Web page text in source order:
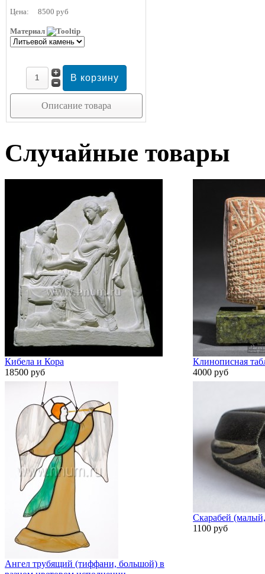
Цена: 8500 руб
Материал
Описание товара
Случайные товары
Кибела и Кора
18500 руб
Клинописная
4000 руб
Ангел трубящий (тиффани, большой) в
Скарабей
1100 руб